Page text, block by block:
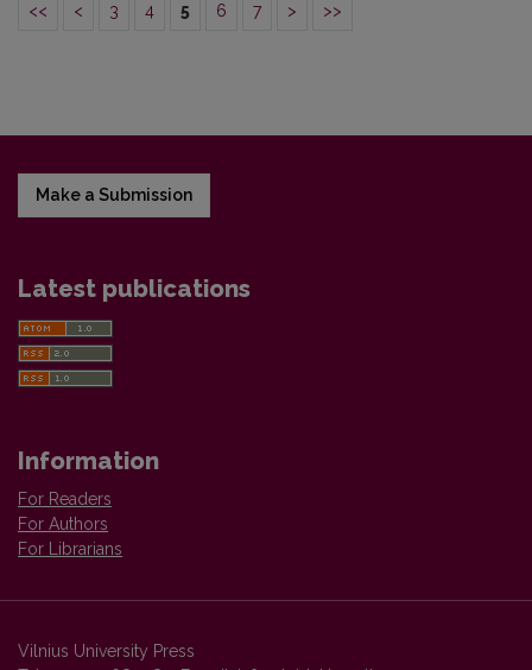
<< < 3 4 5 6 7 > >>
Make a Submission
Latest publications
Information
For Readers
For Authors
For Librarians
Vilnius University Press